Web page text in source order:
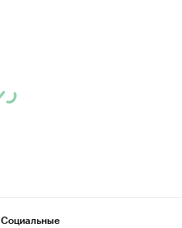
Социальные